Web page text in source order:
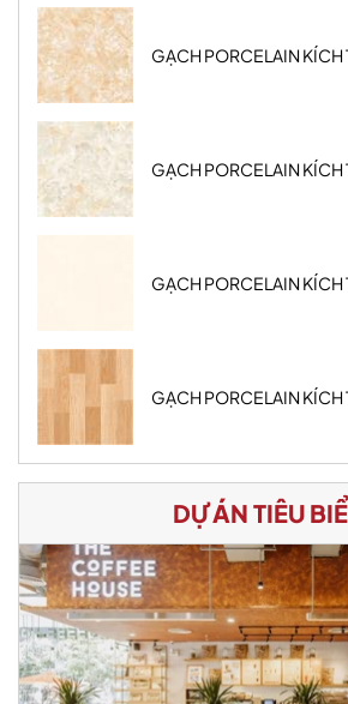
GẠCH PORCELAIN
GẠCH PORCELAIN
GẠCH PORCELAIN
GẠCH PORCELAIN
DỰ ÁN TIÊU